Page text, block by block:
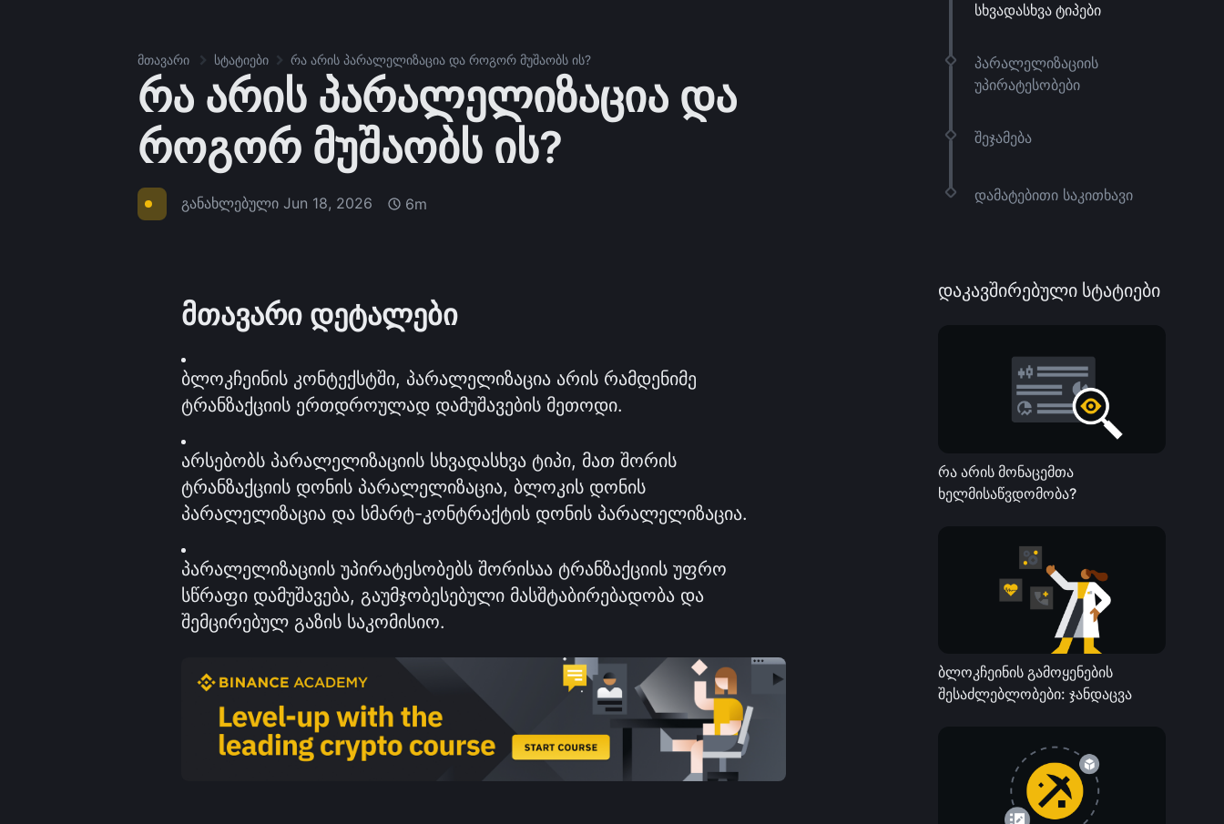
მთავარი სტატიები რა არის პარალელიზაცია და როგორ მუშაობს ის?
რა არის პარალელიზაცია და
როგორ მუშაობს ის?
განახლებული Jun 18, 2026 6m
მთავარი დეტალები
ბლოკჩეინის კონტექსტში, პარალელიზაცია არის რამდენიმე
ტრანზაქციის ერთდროულად დამუშავების მეთოდი.
არსებობს პარალელიზაციის სხვადასხვა ტიპი, მათ შორის
ტრანზაქციის დონის პარალელიზაცია, ბლოკის დონის
პარალელიზაცია და სმარტ-კონტრაქტის დონის პარალელიზაცია.
პარალელიზაციის უპირატესობებს შორისაა ტრანზაქციის უფრო
სწრაფი დამუშავება, გაუმჯობესებული მასშტაბირებადობა და
შემცირებულ გაზის საკომისიო.
სხვადასხვა ტიპები
პარალელიზაციის
უპირატესობები
შეჯამება
დამატებითი საკითხავი
დაკავშირებული სტატიები
რა არის მონაცემთა
ხელმისაწვდომობა?
ბლოკჩეინის გამოყენების
შესაძლებლობები: ჯანდაცვა